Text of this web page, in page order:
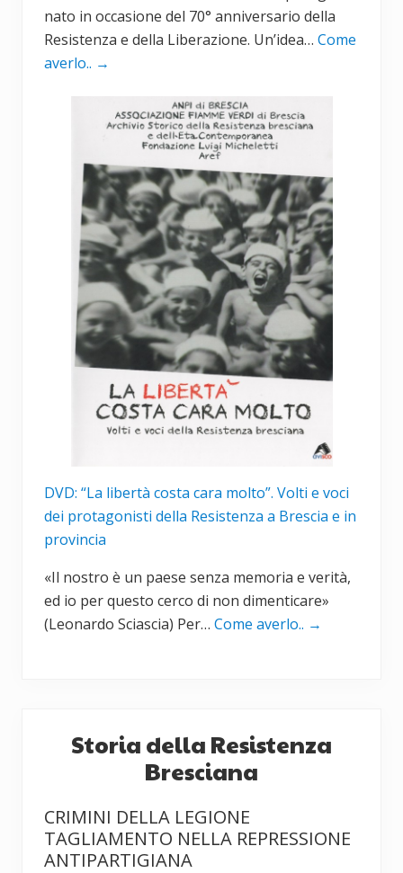
nato in occasione del 70° anniversario della
Resistenza e della Liberazione. Un’idea… Come
averlo.. →
DVD: “La libertà costa cara molto”. Volti e voci
dei protagonisti della Resistenza a Brescia e in
provincia
«Il nostro è un paese senza memoria e verità,
ed io per questo cerco di non dimenticare»
(Leonardo Sciascia) Per… Come averlo.. →
Storia della Resistenza
Bresciana
CRIMINI DELLA LEGIONE
TAGLIAMENTO NELLA REPRESSIONE
ANTIPARTIGIANA